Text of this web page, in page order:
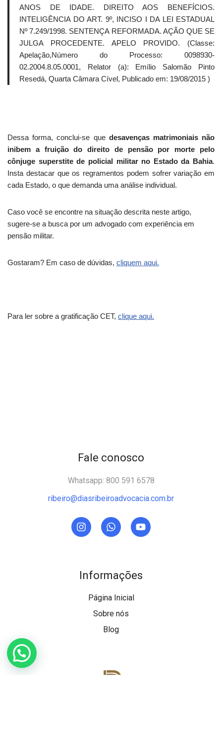
ANOS DE IDADE. DIREITO AOS BENEFÍCIOS.
INTELIGÊNCIA DO ART. 9º, INCISO I DA LEI ESTADUAL
Nº 7.249/1998. SENTENÇA REFORMADA. AÇÃO QUE SE
JULGA PROCEDENTE. APELO PROVIDO. (Classe:
Apelação,Número do Processo: 0098930-
02.2004.8.05.0001, Relator (a): Emílio Salomão Pinto
Resedá, Quarta Câmara Cível, Publicado em: 19/08/2015 )
Dessa forma, conclui-se que desavenças matrimoniais não
inibem a fruição do direito de pensão por morte pelo
cônjuge superstite de policial militar no Estado da Bahia.
Insta destacar que os regramentos podem sofrer variação em
cada Estado, o que demanda uma análise individual.
Caso você se encontre na situação descrita neste artigo,
sugere-se a busca por um advogado com experiência em
pensão militar.
Gostaram? Em caso de dúvidas, cliquem aqui.
Para ler sobre a gratificação CET, clique aqui.
Informações
Página Inicial
Sobre nós
Blog
Fale conosco
Whatsapp: 800 591 6578
ribeiro@diasribeiroadvocacia.com.br